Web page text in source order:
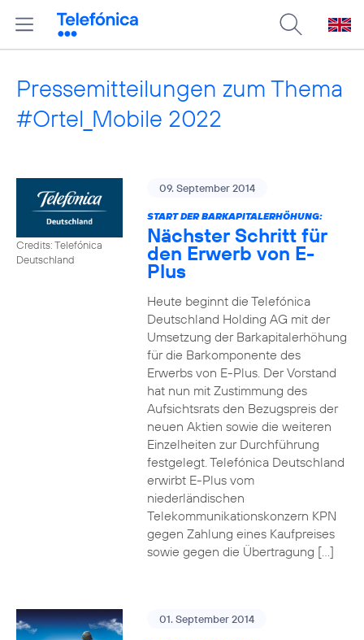
Pressemitteilungen zum Thema
#Ortel_Mobile 2022
Credits: Telefónica
Deutschland
09. September 2014
START DER BARKAPITALERHÖHUNG:
Nächster Schritt für
den Erwerb von E-
Plus
Heute beginnt die Telefónica
Deutschland Holding AG mit der
Umsetzung der Barkapitalerhöhung
für die Barkomponente des
Erwerbs von E-Plus. Der Vorstand
hat nun mit Zustimmung des
Aufsichtsrats den Bezugspreis der
neuen Aktien sowie die weiteren
Einzelheiten zur Durchführung
festgelegt. Telefónica Deutschland
erwirbt E-Plus vom
niederländischen
Telekommunikationskonzern KPN
gegen Zahlung eines Kaufpreises
sowie gegen die Übertragung […]
01. September 2014